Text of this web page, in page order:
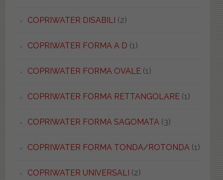
COPRIWATER DISABILI (2)
COPRIWATER FORMA A D (1)
COPRIWATER FORMA OVALE(1)
COPRIWATER FORMA RETTANGOLARE(1)
COPRIWATER FORMA SAGOMATA (3)
COPRIWATER FORMA TONDA/ROTONDA (1)
COPRIWATER UNIVERSALI (2)